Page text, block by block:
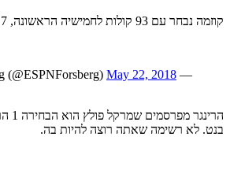
קוזמה נבחר עם 93 קולות לחמישיה הראשונה, 7 לשניה. מארקונן עם 76 לראשונה ו-21 לשניה. הפירוט המלא בציוץ הזה
— Chris Forsberg (@ESPNForsberg)
May 22, 2018
בנט. לא רשימה שאתה רוצה להיות בה.